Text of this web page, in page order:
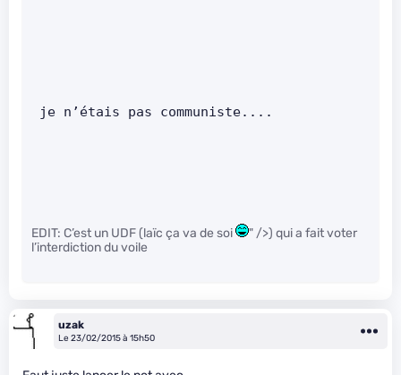
je n’étais pas communiste....
EDIT: C’est un UDF (laïc ça va de soi
" />) qui a fait voter
l’interdiction du voile
uzak
Le 23/02/2015 à 15h50